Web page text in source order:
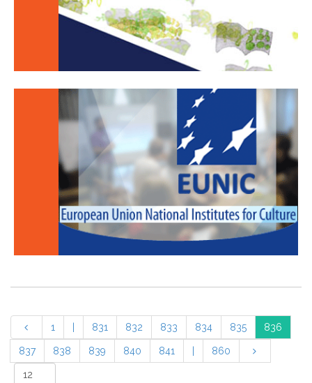
1 831 832 833 834 835 836
837 838 839 840 841 860